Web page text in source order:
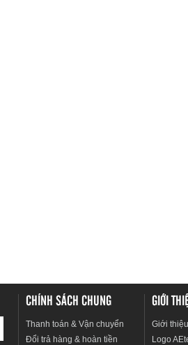
CHÍNH SÁCH CHUNG
Thanh toán & Vận chuyển
Đổi trả hàng & hoàn tiền
GIỚI
Giới
Logo